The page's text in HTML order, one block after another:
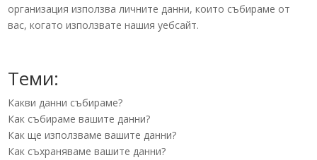
организация използва личните данни, които събираме от
вас, когато използвате нашия уебсайт.
Теми:
Какви данни събираме?
Как събираме вашите данни?
Как ще използваме вашите данни?
Как съхраняваме вашите данни?